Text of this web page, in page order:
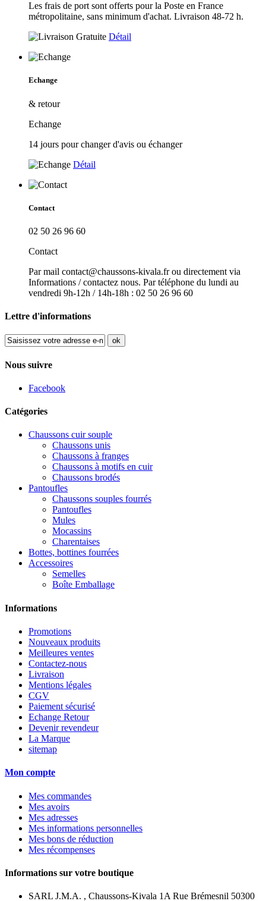
Les frais de port sont offerts pour la Poste en France
métropolitaine, sans minimum d'achat. Livraison 48-72 h.
Détail
Echange
& retour
Echange
14 jours pour changer d'avis ou échanger
Détail
Contact
02 50 26 96 60
Contact
Par mail contact@chaussons-kivala.fr ou directement via
Informations / contactez nous. Par téléphone du lundi au
vendredi 9h-12h / 14h-18h : 02 50 26 96 60
Lettre d'informations
ok
Nous suivre
Facebook
Catégories
Chaussons cuir souple
Chaussons unis
Chaussons à franges
Chaussons à motifs en cuir
Chaussons brodés
Pantoufles
Chaussons souples fourrés
Pantoufles
Mules
Mocassins
Charentaises
Bottes, bottines fourrées
Accessoires
Semelles
Boîte Emballage
Informations
Promotions
Nouveaux produits
Meilleures ventes
Contactez-nous
Livraison
Mentions légales
CGV
Paiement sécurisé
Echange Retour
Devenir revendeur
La Marque
sitemap
Mon compte
Mes commandes
Mes avoirs
Mes adresses
Mes informations personnelles
Mes bons de réduction
Mes récompenses
Informations sur votre boutique
SARL J.M.A. , Chaussons-Kivala 1A Rue Brémesnil 50300